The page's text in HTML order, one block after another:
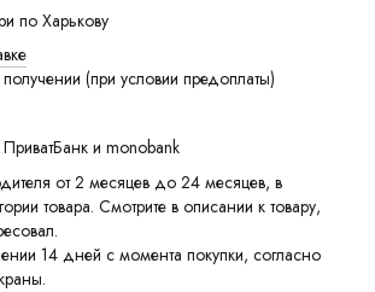
по Харькову
(при условии предоплаты)
и monobank
от 2 месяцев до 24 месяцев, в
товара. Смотрите в описании к товару,
14 дней с момента покупки, согласно